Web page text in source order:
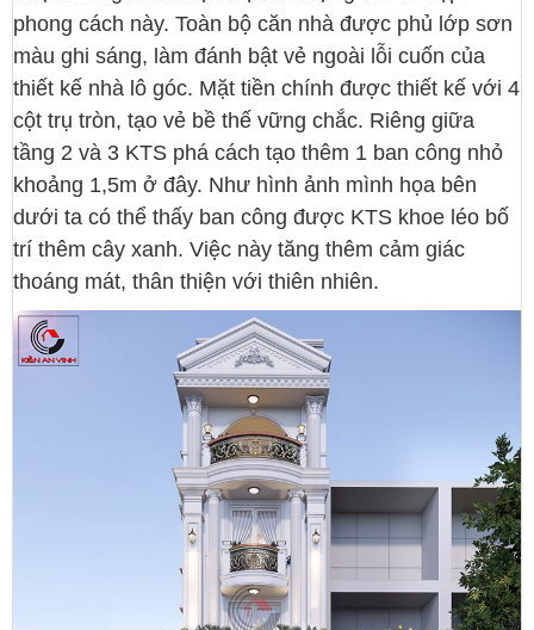
phong cách này. Toàn bộ căn nhà được phủ lớp sơn
màu ghi sáng, làm đánh bật vẻ ngoài lỗi cuốn của
thiết kế nhà lô góc. Mặt tiền chính được thiết kế với 4
cột trụ tròn, tạo vẻ bề thế vững chắc. Riêng giữa
tầng 2 và 3 KTS phá cách tạo thêm 1 ban công nhỏ
khoảng 1,5m ở đây. Như hình ảnh mình họa bên
dưới ta có thể thấy ban công được KTS khoe léo bố
trí thêm cây xanh. Việc này tăng thêm cảm giác
thoáng mát, thân thiện với thiên nhiên.